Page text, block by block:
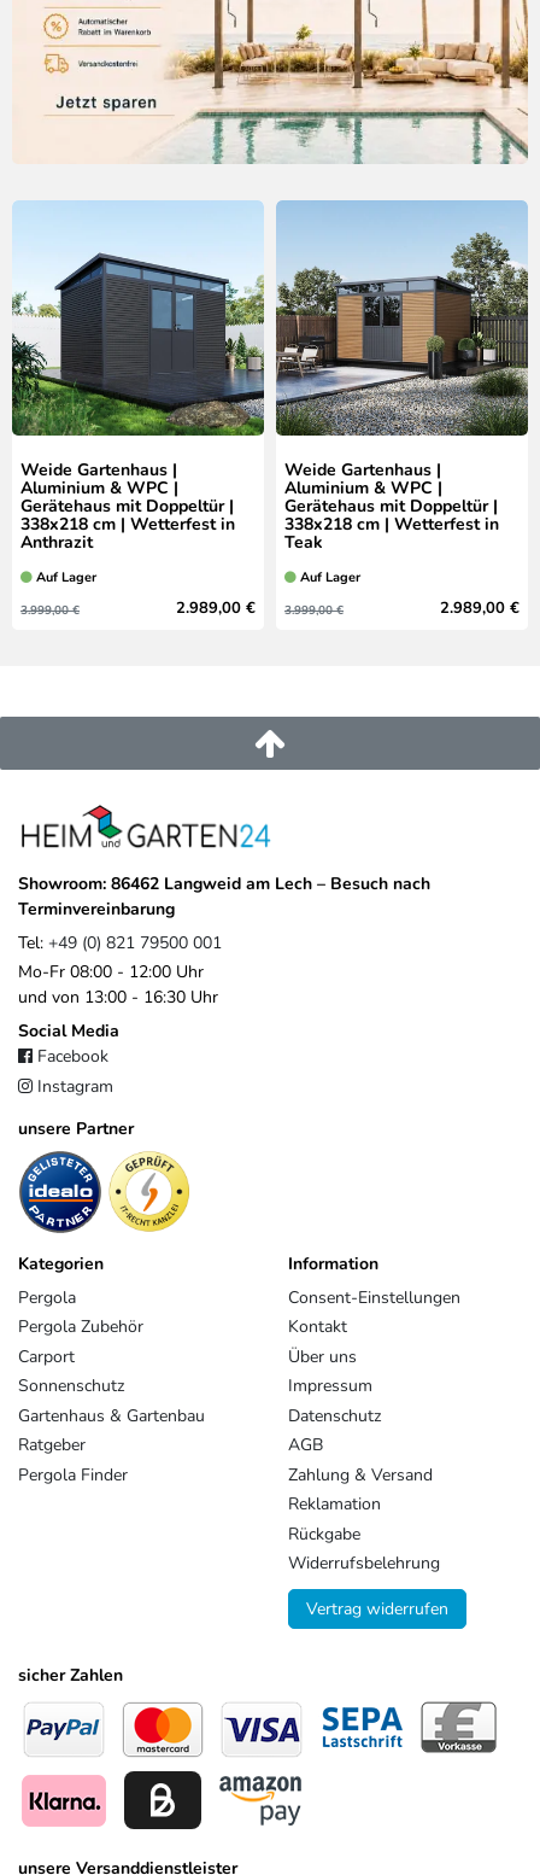
Weide Gartenhaus |
Aluminium & WPC |
Gerätehaus mit Doppeltür |
338x218 cm | Wetterfest in
Anthrazit
Auf Lager
3.999,00 € 2.989,00 €
Weide Gartenhaus |
Aluminium & WPC |
Gerätehaus mit Doppeltür |
338x218 cm | Wetterfest in
Teak
Auf Lager
3.999,00 € 2.989,00 €
Showroom: 86462 Langweid am Lech – Besuch nach
Terminvereinbarung
Tel: +49 (0) 821 79500 001
Mo-Fr 08:00 - 12:00 Uhr
und von 13:00 - 16:30 Uhr
Social Media
Facebook
Instagram
unsere Partner
Kategorien
Pergola
Pergola Zubehör
Carport
Sonnenschutz
Gartenhaus & Gartenbau
Ratgeber
Pergola Finder
Information
Consent-Einstellungen
Kontakt
Über uns
Impressum
Datenschutz
AGB
Zahlung & Versand
Reklamation
Rückgabe
Widerrufsbelehrung
Vertrag widerrufen
sicher Zahlen
unsere Versanddienstleister